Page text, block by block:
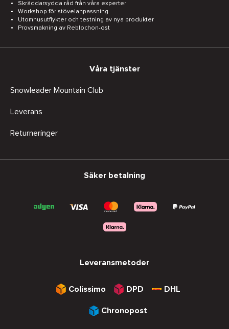
Skräddarsydda råd från våra experter
Workshop för stövelanpassning
Utomhusutflykter och testning av nya produkter
Provsmakning av Reblochon-ost
Våra tjänster
Snowleader Mountain Club
Leverans
Returneringer
Säker betalning
Leveransmetoder
Colissimo DPD DHL
Chronopost